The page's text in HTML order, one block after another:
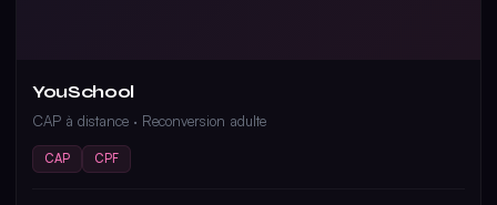
YouSchool
CAP à distance · Reconversion adulte
CAP CPF